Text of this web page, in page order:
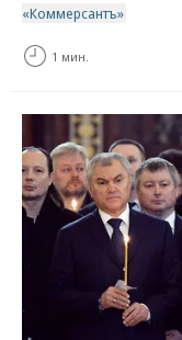
«Коммерсантъ»
1 мин.